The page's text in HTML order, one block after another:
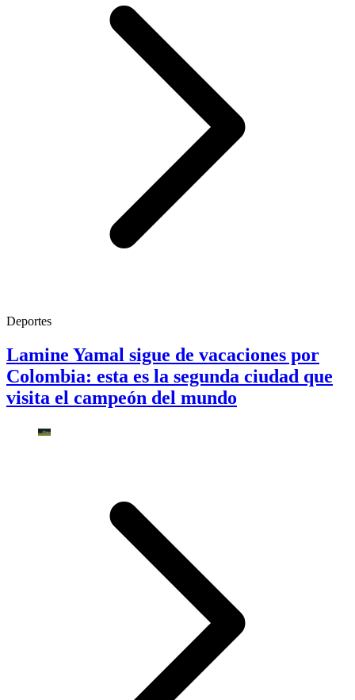
Deportes
Lamine Yamal sigue de vacaciones por
Colombia: esta es la segunda ciudad que
visita el campeón del mundo